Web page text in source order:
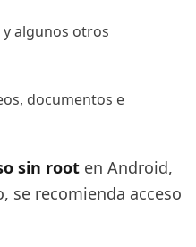
algunos otros
documentos e
sin root en Android,
se recomienda acceso